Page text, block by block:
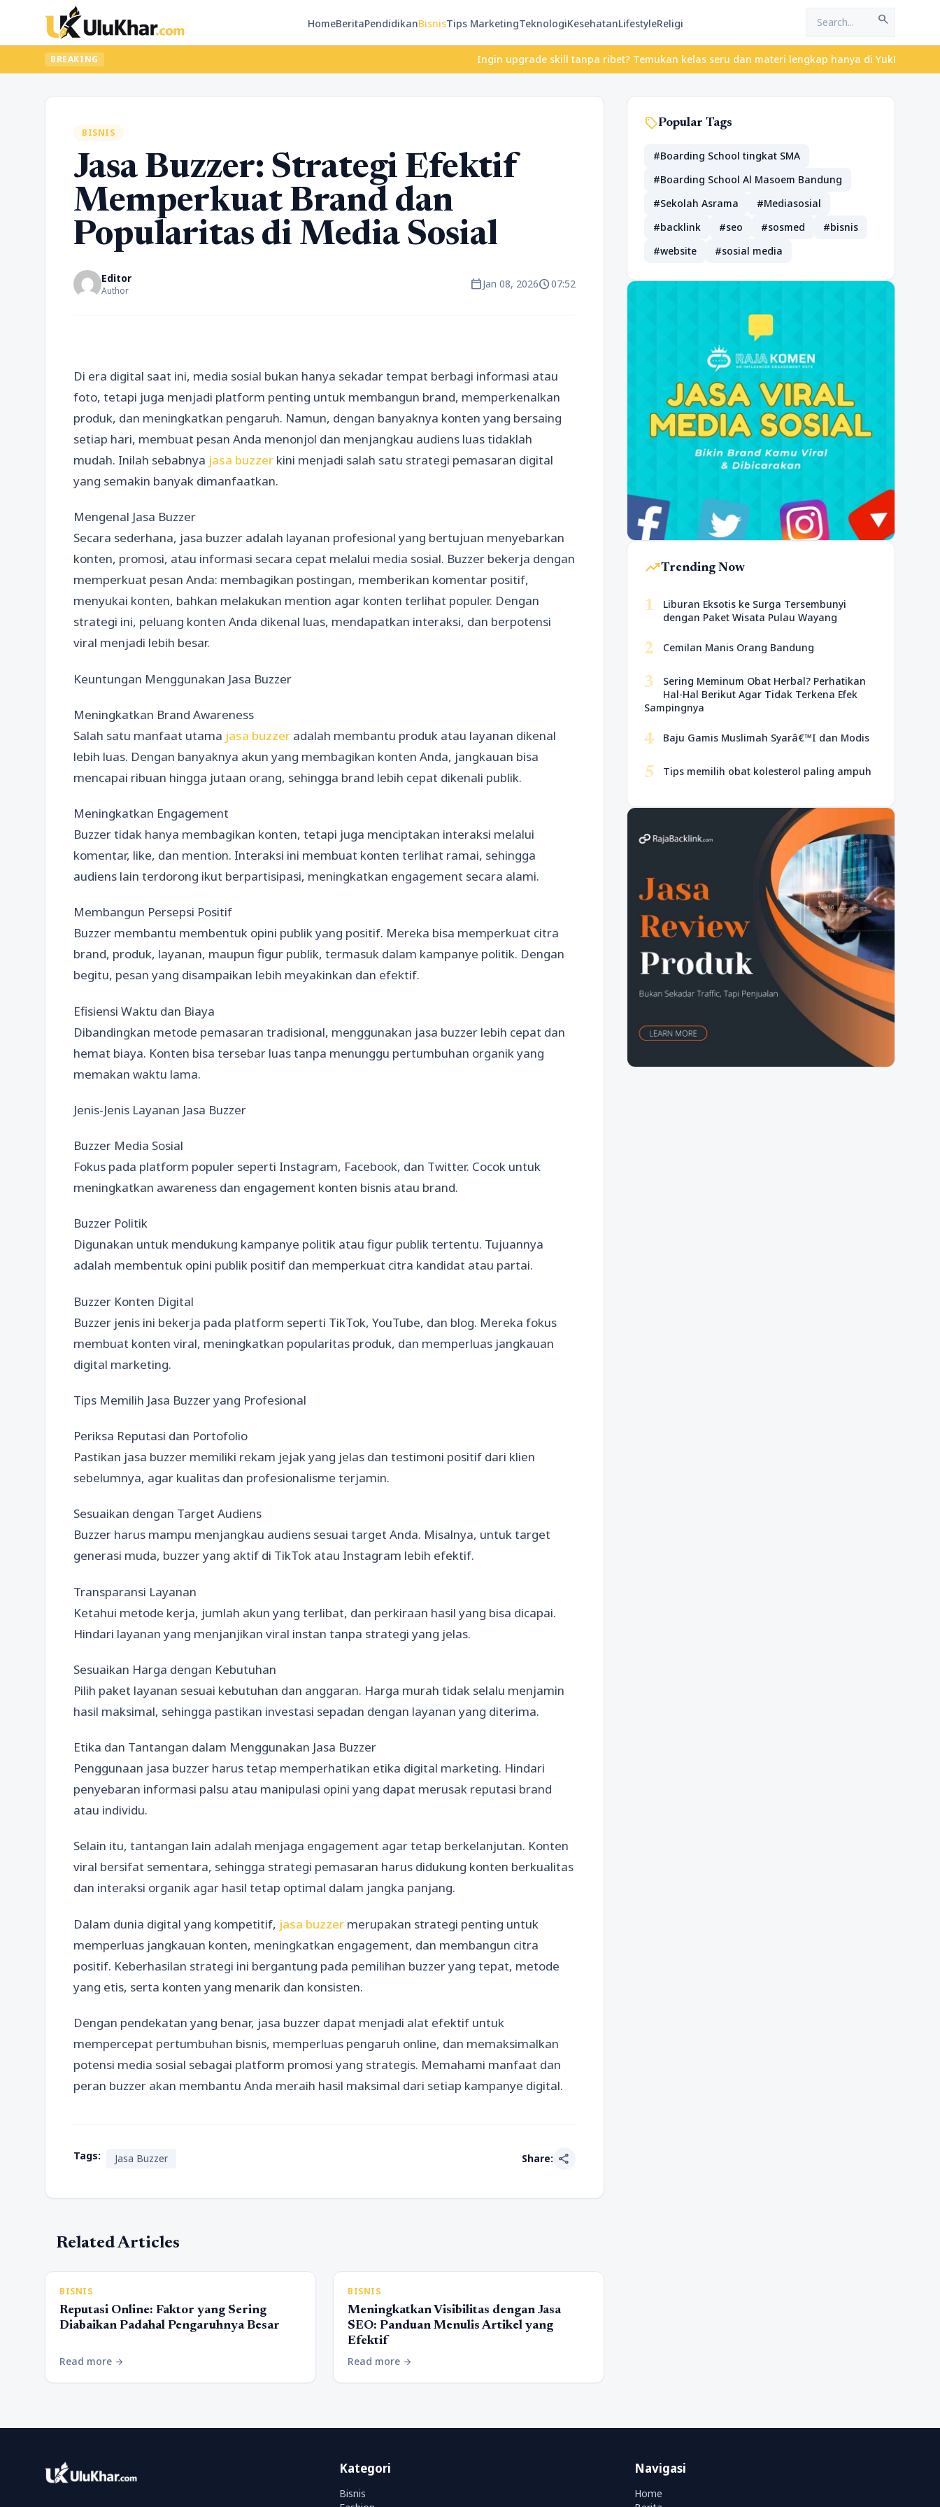
HomeBeritaPendidikanBisnisTips MarketingTeknologiKesehatanLifestyleReligi search
BREAKING Ingin upgrade skill tanpa ribet? Temukan kelas seru dan materi lengkap hanya di YukBelajar.com.
BISNIS
Jasa Buzzer: Strategi Efektif
Memperkuat Brand dan
Popularitas di Media Sosial
Editor
Author calendar_todayJan 08, 2026schedule07:52
Di era digital saat ini, media sosial bukan hanya sekadar tempat berbagi informasi atau
foto, tetapi juga menjadi platform penting untuk membangun brand, memperkenalkan
produk, dan meningkatkan pengaruh. Namun, dengan banyaknya konten yang bersaing
setiap hari, membuat pesan Anda menonjol dan menjangkau audiens luas tidaklah
mudah. Inilah sebabnya jasa buzzer kini menjadi salah satu strategi pemasaran digital
yang semakin banyak dimanfaatkan.
Mengenal Jasa Buzzer
Secara sederhana, jasa buzzer adalah layanan profesional yang bertujuan menyebarkan
konten, promosi, atau informasi secara cepat melalui media sosial. Buzzer bekerja dengan
memperkuat pesan Anda: membagikan postingan, memberikan komentar positif,
menyukai konten, bahkan melakukan mention agar konten terlihat populer. Dengan
strategi ini, peluang konten Anda dikenal luas, mendapatkan interaksi, dan berpotensi
viral menjadi lebih besar.
Keuntungan Menggunakan Jasa Buzzer
Meningkatkan Brand Awareness
Salah satu manfaat utama jasa buzzer adalah membantu produk atau layanan dikenal
lebih luas. Dengan banyaknya akun yang membagikan konten Anda, jangkauan bisa
mencapai ribuan hingga jutaan orang, sehingga brand lebih cepat dikenali publik.
Meningkatkan Engagement
Buzzer tidak hanya membagikan konten, tetapi juga menciptakan interaksi melalui
komentar, like, dan mention. Interaksi ini membuat konten terlihat ramai, sehingga
audiens lain terdorong ikut berpartisipasi, meningkatkan engagement secara alami.
Membangun Persepsi Positif
Buzzer membantu membentuk opini publik yang positif. Mereka bisa memperkuat citra
brand, produk, layanan, maupun figur publik, termasuk dalam kampanye politik. Dengan
begitu, pesan yang disampaikan lebih meyakinkan dan efektif.
Efisiensi Waktu dan Biaya
Dibandingkan metode pemasaran tradisional, menggunakan jasa buzzer lebih cepat dan
hemat biaya. Konten bisa tersebar luas tanpa menunggu pertumbuhan organik yang
memakan waktu lama.
Jenis-Jenis Layanan Jasa Buzzer
Buzzer Media Sosial
Fokus pada platform populer seperti Instagram, Facebook, dan Twitter. Cocok untuk
meningkatkan awareness dan engagement konten bisnis atau brand.
Buzzer Politik
Digunakan untuk mendukung kampanye politik atau figur publik tertentu. Tujuannya
adalah membentuk opini publik positif dan memperkuat citra kandidat atau partai.
Buzzer Konten Digital
Buzzer jenis ini bekerja pada platform seperti TikTok, YouTube, dan blog. Mereka fokus
membuat konten viral, meningkatkan popularitas produk, dan memperluas jangkauan
digital marketing.
Tips Memilih Jasa Buzzer yang Profesional
Periksa Reputasi dan Portofolio
Pastikan jasa buzzer memiliki rekam jejak yang jelas dan testimoni positif dari klien
sebelumnya, agar kualitas dan profesionalisme terjamin.
Sesuaikan dengan Target Audiens
Buzzer harus mampu menjangkau audiens sesuai target Anda. Misalnya, untuk target
generasi muda, buzzer yang aktif di TikTok atau Instagram lebih efektif.
Transparansi Layanan
Ketahui metode kerja, jumlah akun yang terlibat, dan perkiraan hasil yang bisa dicapai.
Hindari layanan yang menjanjikan viral instan tanpa strategi yang jelas.
Sesuaikan Harga dengan Kebutuhan
Pilih paket layanan sesuai kebutuhan dan anggaran. Harga murah tidak selalu menjamin
hasil maksimal, sehingga pastikan investasi sepadan dengan layanan yang diterima.
Etika dan Tantangan dalam Menggunakan Jasa Buzzer
Penggunaan jasa buzzer harus tetap memperhatikan etika digital marketing. Hindari
penyebaran informasi palsu atau manipulasi opini yang dapat merusak reputasi brand
atau individu.
Selain itu, tantangan lain adalah menjaga engagement agar tetap berkelanjutan. Konten
viral bersifat sementara, sehingga strategi pemasaran harus didukung konten berkualitas
dan interaksi organik agar hasil tetap optimal dalam jangka panjang.
Dalam dunia digital yang kompetitif, jasa buzzer merupakan strategi penting untuk
memperluas jangkauan konten, meningkatkan engagement, dan membangun citra
positif. Keberhasilan strategi ini bergantung pada pemilihan buzzer yang tepat, metode
yang etis, serta konten yang menarik dan konsisten.
Dengan pendekatan yang benar, jasa buzzer dapat menjadi alat efektif untuk
mempercepat pertumbuhan bisnis, memperluas pengaruh online, dan memaksimalkan
potensi media sosial sebagai platform promosi yang strategis. Memahami manfaat dan
peran buzzer akan membantu Anda meraih hasil maksimal dari setiap kampanye digital.
Tags: Jasa Buzzer Share: share
Related Articles
BISNIS
Reputasi Online: Faktor yang Sering
Diabaikan Padahal Pengaruhnya Besar
Read more arrow_forward
BISNIS
Meningkatkan Visibilitas dengan Jasa
SEO: Panduan Menulis Artikel yang
Efektif
Read more arrow_forward
sellPopular Tags
#Boarding School tingkat SMA
#Boarding School Al Masoem Bandung
#Sekolah Asrama
#Mediasosial
#backlink
#seo #sosmed
#bisnis
#website
#sosial media
trending_upTrending Now
1
Liburan Eksotis ke Surga Tersembunyi
dengan Paket Wisata Pulau Wayang
2 Cemilan Manis Orang Bandung
3
Sering Meminum Obat Herbal? Perhatikan
Hal-Hal Berikut Agar Tidak Terkena Efek
Sampingnya
4 Baju Gamis Muslimah Syarâ€™I dan Modis
5 Tips memilih obat kolesterol paling ampuh
Kategori
Bisnis
Navigasi
Home